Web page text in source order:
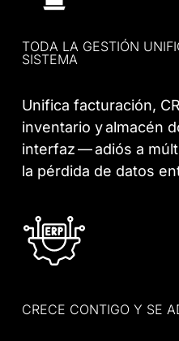
TODA LA GESTIÓN
SISTEMA
Unifica facturación,
inventario y almacén
interfaz — adiós a
la pérdida de datos
CRECE CONTIGO Y SE